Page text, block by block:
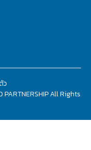
PARTNERSHIP All Rights
ว